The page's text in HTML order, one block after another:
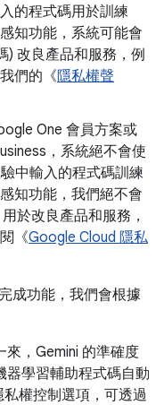
的程式碼用於訓練
知功能，系統可能會
) 改良產品和服務，例
們的《隱私權聲
One 會員方案或
，系統絕不會使
中輸入的程式碼訓練
知功能，我們絕不會
於改良產品和服務，
《Google Cloud 隱私
成功能，我們會根據
，Gemini 的準確度
器學習輔助程式碼自動
權控制選項，可透過